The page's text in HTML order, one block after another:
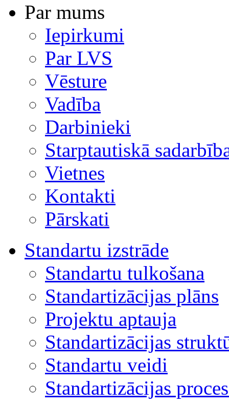
Par mums
Iepirkumi
Par LVS
Vēsture
Vadība
Darbinieki
Starptautiskā
Vietnes
Kontakti
Pārskati
Standartu izstrāde
Standartu tulkošana
Standartizācijas plāns
Projektu aptauja
Standartizācijas
Standartu veidi
Standartizācijas